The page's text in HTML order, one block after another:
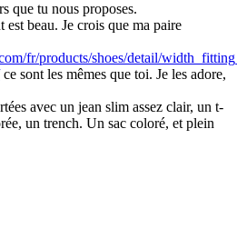
que tu nous proposes.
beau. Je crois que ma paire
fr/products/shoes/detail/
ce sont les mêmes que toi. Je les adore,
avec un jean slim assez clair, un t-
un trench. Un sac coloré, et plein